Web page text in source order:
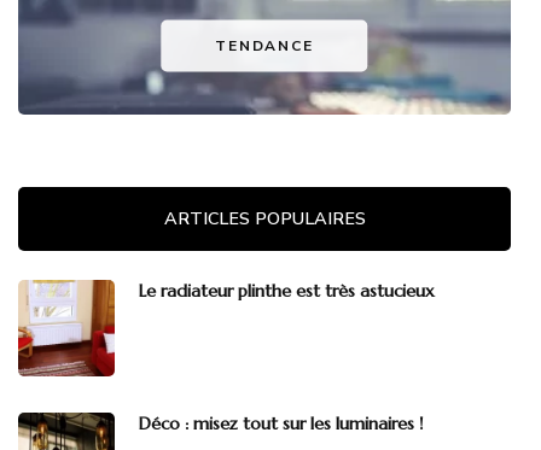
TENDANCE
ARTICLES POPULAIRES
Le radiateur plinthe est très astucieux
Déco : misez tout sur les luminaires !